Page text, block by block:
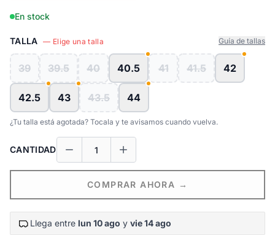
En stock
TALLA — Elige una talla Guía de tallas
39 39.5 40 40.5 41 41.5 42
42.5 43 43.5 44
¿Tu talla está agotada? Tocala y te avisamos cuando vuelva.
CANTIDAD
COMPRAR AHORA →
Llega entre lun 10 ago y vie 14 ago